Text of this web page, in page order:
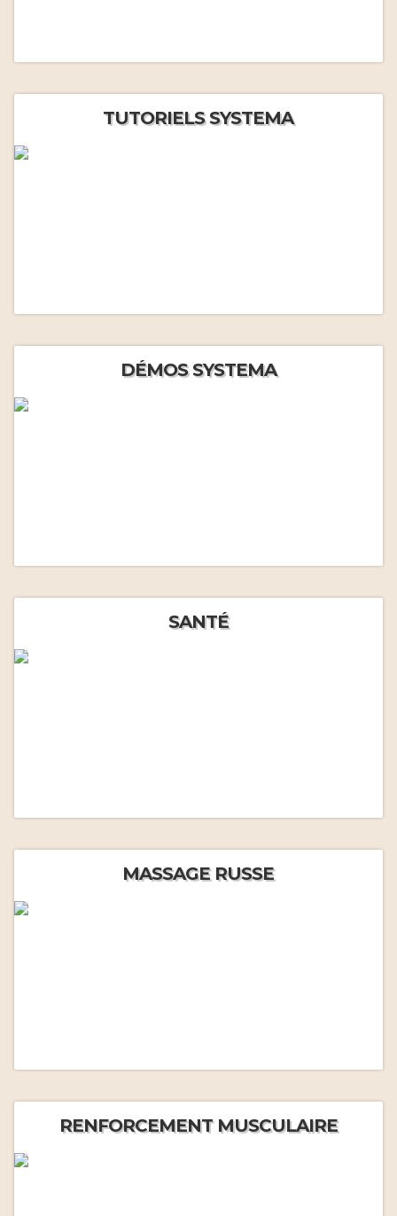
TUTORIELS SYSTEMA
DÉMOS SYSTEMA
SANTÉ
MASSAGE RUSSE
RENFORCEMENT MUSCULAIRE